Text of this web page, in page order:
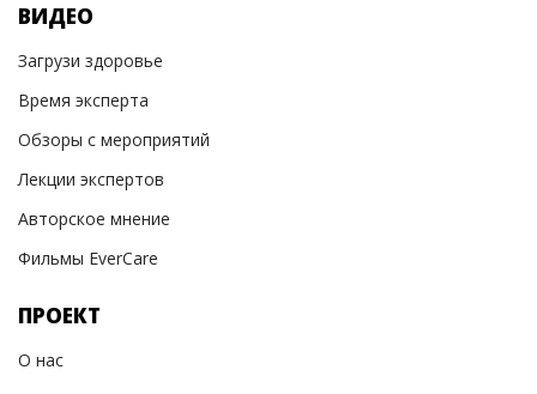
ВИДЕО
Загрузи здоровье
Время эксперта
Обзоры с мероприятий
Лекции экспертов
Авторское мнение
Фильмы EverCare
ПРОЕКТ
О нас